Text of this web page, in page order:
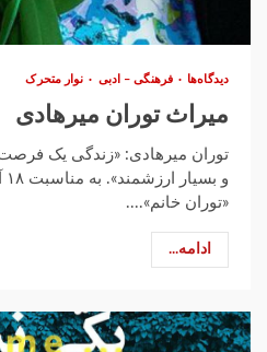
دیدگاه‌ها فرهنگی – ادبی نوار متحرک
میراث توران میرهادی
توران میرهادی: «زندگی یک
«توران خانم»....
ادامه...